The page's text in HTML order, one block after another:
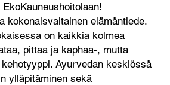
kokonaisvaltainen elämäntiede.
on kaikkia kolmea
pittaa ja kaphaa-, mutta
Ayurvedan keskiössä
ylläpitäminen sekä